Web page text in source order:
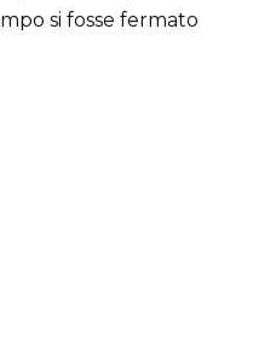
si fosse fermato